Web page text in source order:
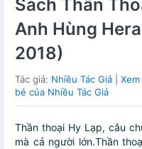
Sách Thần
Anh Hùng
2018)
Tác giả: Nhiều Tác Giả
bé của Nhiều Tác Giả
Thần thoại Hy Lạp, câu
mà cả người lớn.Thần